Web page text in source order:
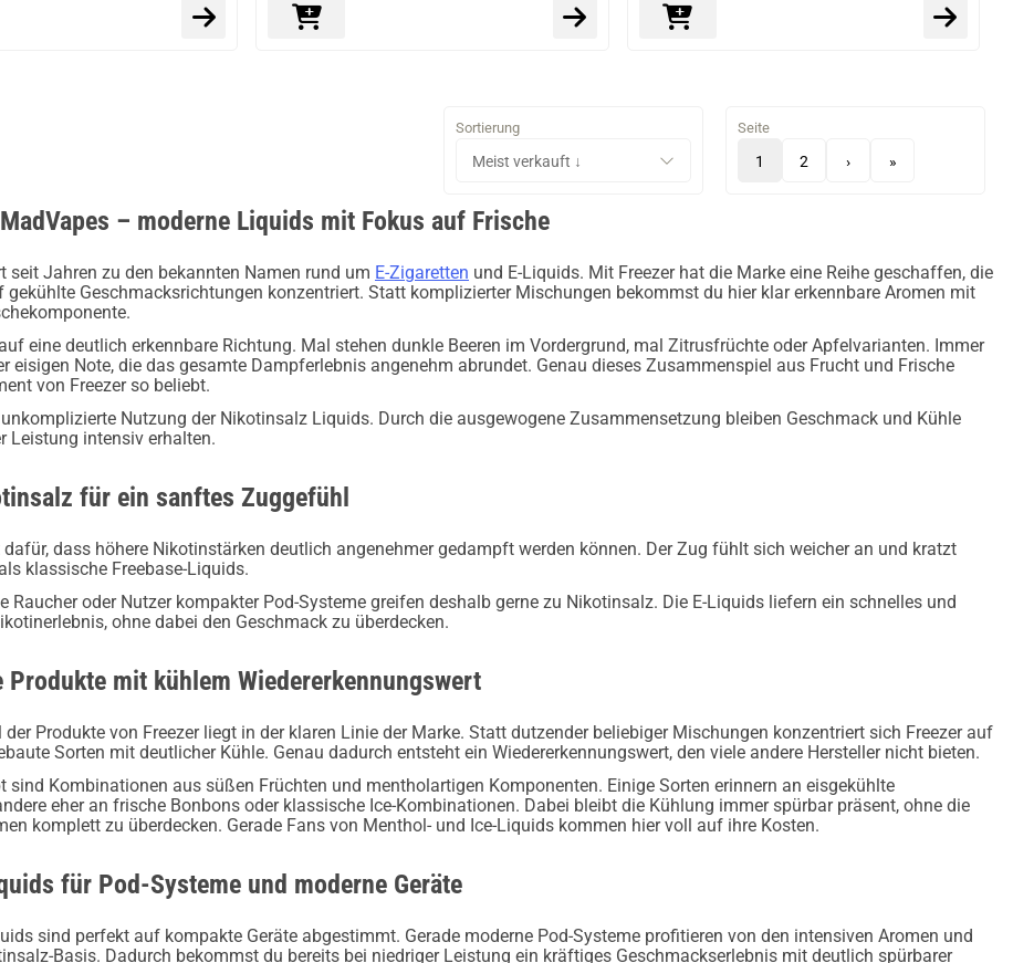
Sortierung Seite
1 2 › »
– moderne Liquids mit Fokus auf Frische
seit Jahren zu den bekannten Namen rund um E-Zigaretten und E-Liquids. Mit Freezer hat die Marke eine Reihe geschaffen, die
Geschmacksrichtungen konzentriert. Statt komplizierter Mischungen bekommst du hier klar erkennbare Aromen mit
eine deutlich erkennbare Richtung. Mal stehen dunkle Beeren im Vordergrund, mal Zitrusfrüchte oder Apfelvarianten. Immer
eisigen Note, die das gesamte Dampferlebnis angenehm abrundet. Genau dieses Zusammenspiel aus Frucht und Frische
von Freezer so beliebt.
Nutzung der Nikotinsalz Liquids. Durch die ausgewogene Zusammensetzung bleiben Geschmack und Kühle
Leistung intensiv erhalten.
für ein sanftes Zuggefühl
dass höhere Nikotinstärken deutlich angenehmer gedampft werden können. Der Zug fühlt sich weicher an und kratzt
klassische Freebase-Liquids.
Raucher oder Nutzer kompakter Pod-Systeme greifen deshalb gerne zu Nikotinsalz. Die E-Liquids liefern ein schnelles und
ohne dabei den Geschmack zu überdecken.
Produkte mit kühlem Wiedererkennungswert
der Produkte von Freezer liegt in der klaren Linie der Marke. Statt dutzender beliebiger Mischungen konzentriert sich Freezer auf
Sorten mit deutlicher Kühle. Genau dadurch entsteht ein Wiedererkennungswert, den viele andere Hersteller nicht bieten.
sind Kombinationen aus süßen Früchten und mentholartigen Komponenten. Einige Sorten erinnern an eisgekühlte
eher an frische Bonbons oder klassische Ice-Kombinationen. Dabei bleibt die Kühlung immer spürbar präsent, ohne die
komplett zu überdecken. Gerade Fans von Menthol- und Ice-Liquids kommen hier voll auf ihre Kosten.
für Pod-Systeme und moderne Geräte
sind perfekt auf kompakte Geräte abgestimmt. Gerade moderne Pod-Systeme profitieren von den intensiven Aromen und
Basis. Dadurch bekommst du bereits bei niedriger Leistung ein kräftiges Geschmackserlebnis mit deutlich spürbarer